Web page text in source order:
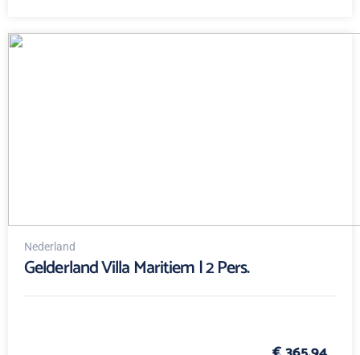
Nederland
Gelderland Villa Maritiem | 2 Pers.